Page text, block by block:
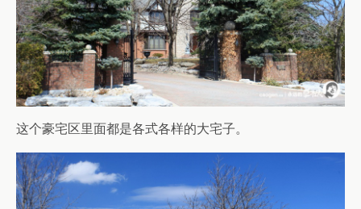
这个豪宅区里面都是各式各样的大宅子。